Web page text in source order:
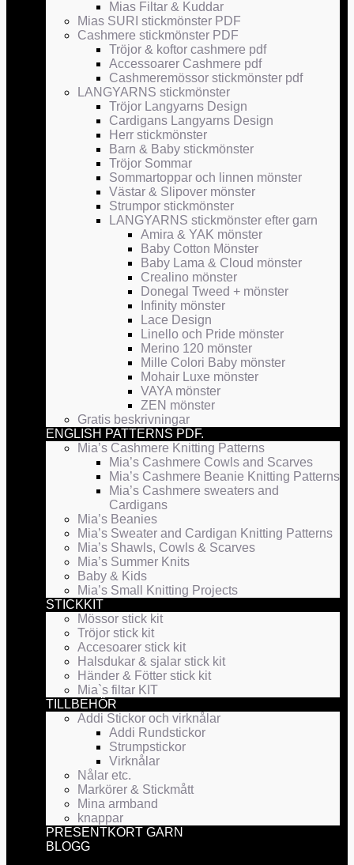
Mias Filtar & Kuddar
Mias SURI stickmönster PDF
Cashmere stickmönster PDF
Tröjor & koftor cashmere pdf
Accessoarer Cashmere pdf
Cashmeremössor stickmönster pdf
LANGYARNS stickmönster
Tröjor Langyarns Design
Cardigans Langyarns Design
Herr stickmönster
Barn & Baby stickmönster
Tröjor Sommar
Sommartoppar och linnen mönster
Västar & Slipover mönster
Strumpor stickmönster
LANGYARNS stickmönster efter garn
Amira & YAK mönster
Baby Cotton Mönster
Baby Lama & Cloud mönster
Crealino mönster
Donegal Tweed + mönster
Infinity mönster
Lace Design
Linello och Pride mönster
Merino 120 mönster
Mille Colori Baby mönster
Mohair Luxe mönster
VAYA mönster
ZEN mönster
Gratis beskrivningar
ENGLISH PATTERNS PDF.
Mia’s Cashmere Knitting Patterns
Mia’s Cashmere Cowls and Scarves
Mia’s Cashmere Beanie Knitting Patterns
Mia’s Cashmere sweaters and
Cardigans
Mia’s Beanies
Mia’s Sweater and Cardigan Knitting Patterns
Mia’s Shawls, Cowls & Scarves
Mia’s Summer Knits
Baby & Kids
Mia’s Small Knitting Projects
STICKKIT
Mössor stick kit
Tröjor stick kit
Accesoarer stick kit
Halsdukar & sjalar stick kit
Händer & Fötter stick kit
Mia`s filtar KIT
TILLBEHÖR
Addi Stickor och virknålar
Addi Rundstickor
Strumpstickor
Virknålar
Nålar etc.
Markörer & Stickmått
Mina armband
knappar
PRESENTKORT GARN
BLOGG